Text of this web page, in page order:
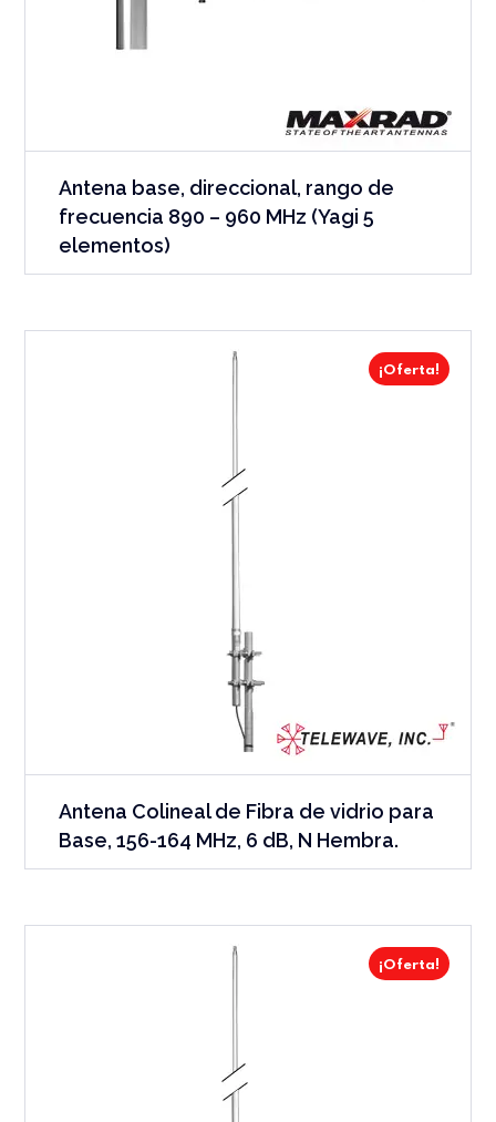
Antena base, direccional, rango de
frecuencia 890 – 960 MHz (Yagi 5
elementos)
¡Oferta!
Antena Colineal de Fibra de vidrio para
Base, 156-164 MHz, 6 dB, N Hembra.
¡Oferta!